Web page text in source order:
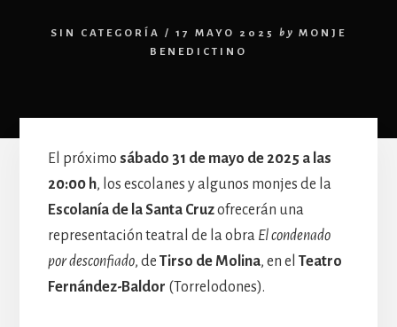
SIN CATEGORÍA / 17 MAYO 2025 by MONJE
BENEDICTINO
El próximo sábado 31 de mayo de 2025 a las
20:00 h, los escolanes y algunos monjes de la
Escolanía de la Santa Cruzofrecerán una
representación teatral de la obra El condenado
por desconfiado, de Tirso de Molina, en el Teatro
Fernández-Baldor (Torrelodones).